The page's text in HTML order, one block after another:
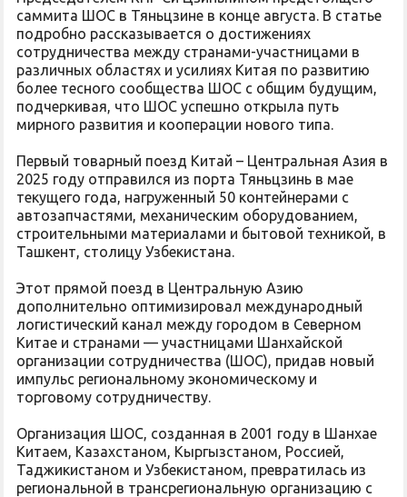
саммита ШОС в Тяньцзине в конце августа. В статье
подробно рассказывается о достижениях
сотрудничества между странами-участницами в
различных областях и усилиях Китая по развитию
более тесного сообщества ШОС с общим будущим,
подчеркивая, что ШОС успешно открыла путь
мирного развития и кооперации нового типа.
Первый товарный поезд Китай – Центральная Азия в
2025 году отправился из порта Тяньцзинь в мае
текущего года, нагруженный 50 контейнерами с
автозапчастями, механическим оборудованием,
строительными материалами и бытовой техникой, в
Ташкент, столицу Узбекистана.
Этот прямой поезд в Центральную Азию
дополнительно оптимизировал международный
логистический канал между городом в Северном
Китае и странами — участницами Шанхайской
организации сотрудничества (ШОС), придав новый
импульс региональному экономическому и
торговому сотрудничеству.
Организация ШОС, созданная в 2001 году в Шанхае
Китаем, Казахстаном, Кыргызстаном, Россией,
Таджикистаном и Узбекистаном, превратилась из
региональной в трансрегиональную организацию с